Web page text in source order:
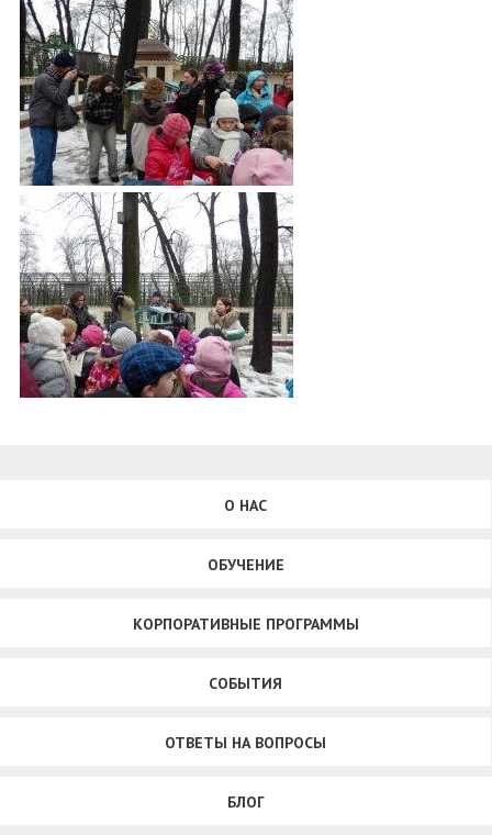
О НАС
ОБУЧЕНИЕ
КОРПОРАТИВНЫЕ ПРОГРАММЫ
СОБЫТИЯ
ОТВЕТЫ НА ВОПРОСЫ
БЛОГ